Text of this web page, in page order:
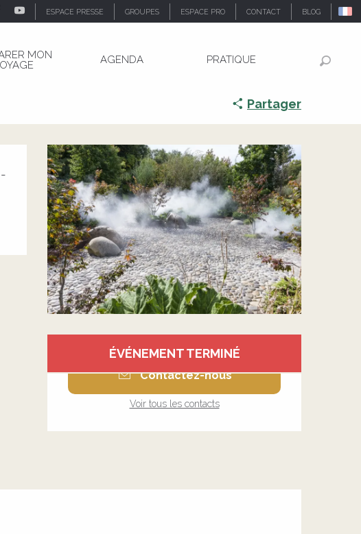
ESPACE PRESSE GROUPES ESPACE PRO CONTACT BLOG
MON
AGENDA PRATIQUE
Partager
Ouverture et
ÉVÉNEMENT TERMINÉ
Contactez-nous
Voir tous les contacts